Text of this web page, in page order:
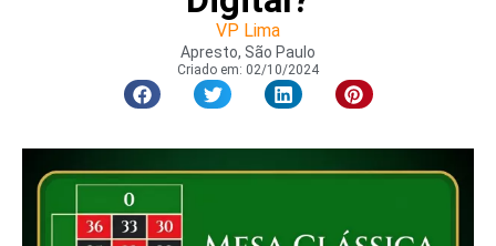
VP Lima
Apresto, São Paulo
Criado em: 02/10/2024